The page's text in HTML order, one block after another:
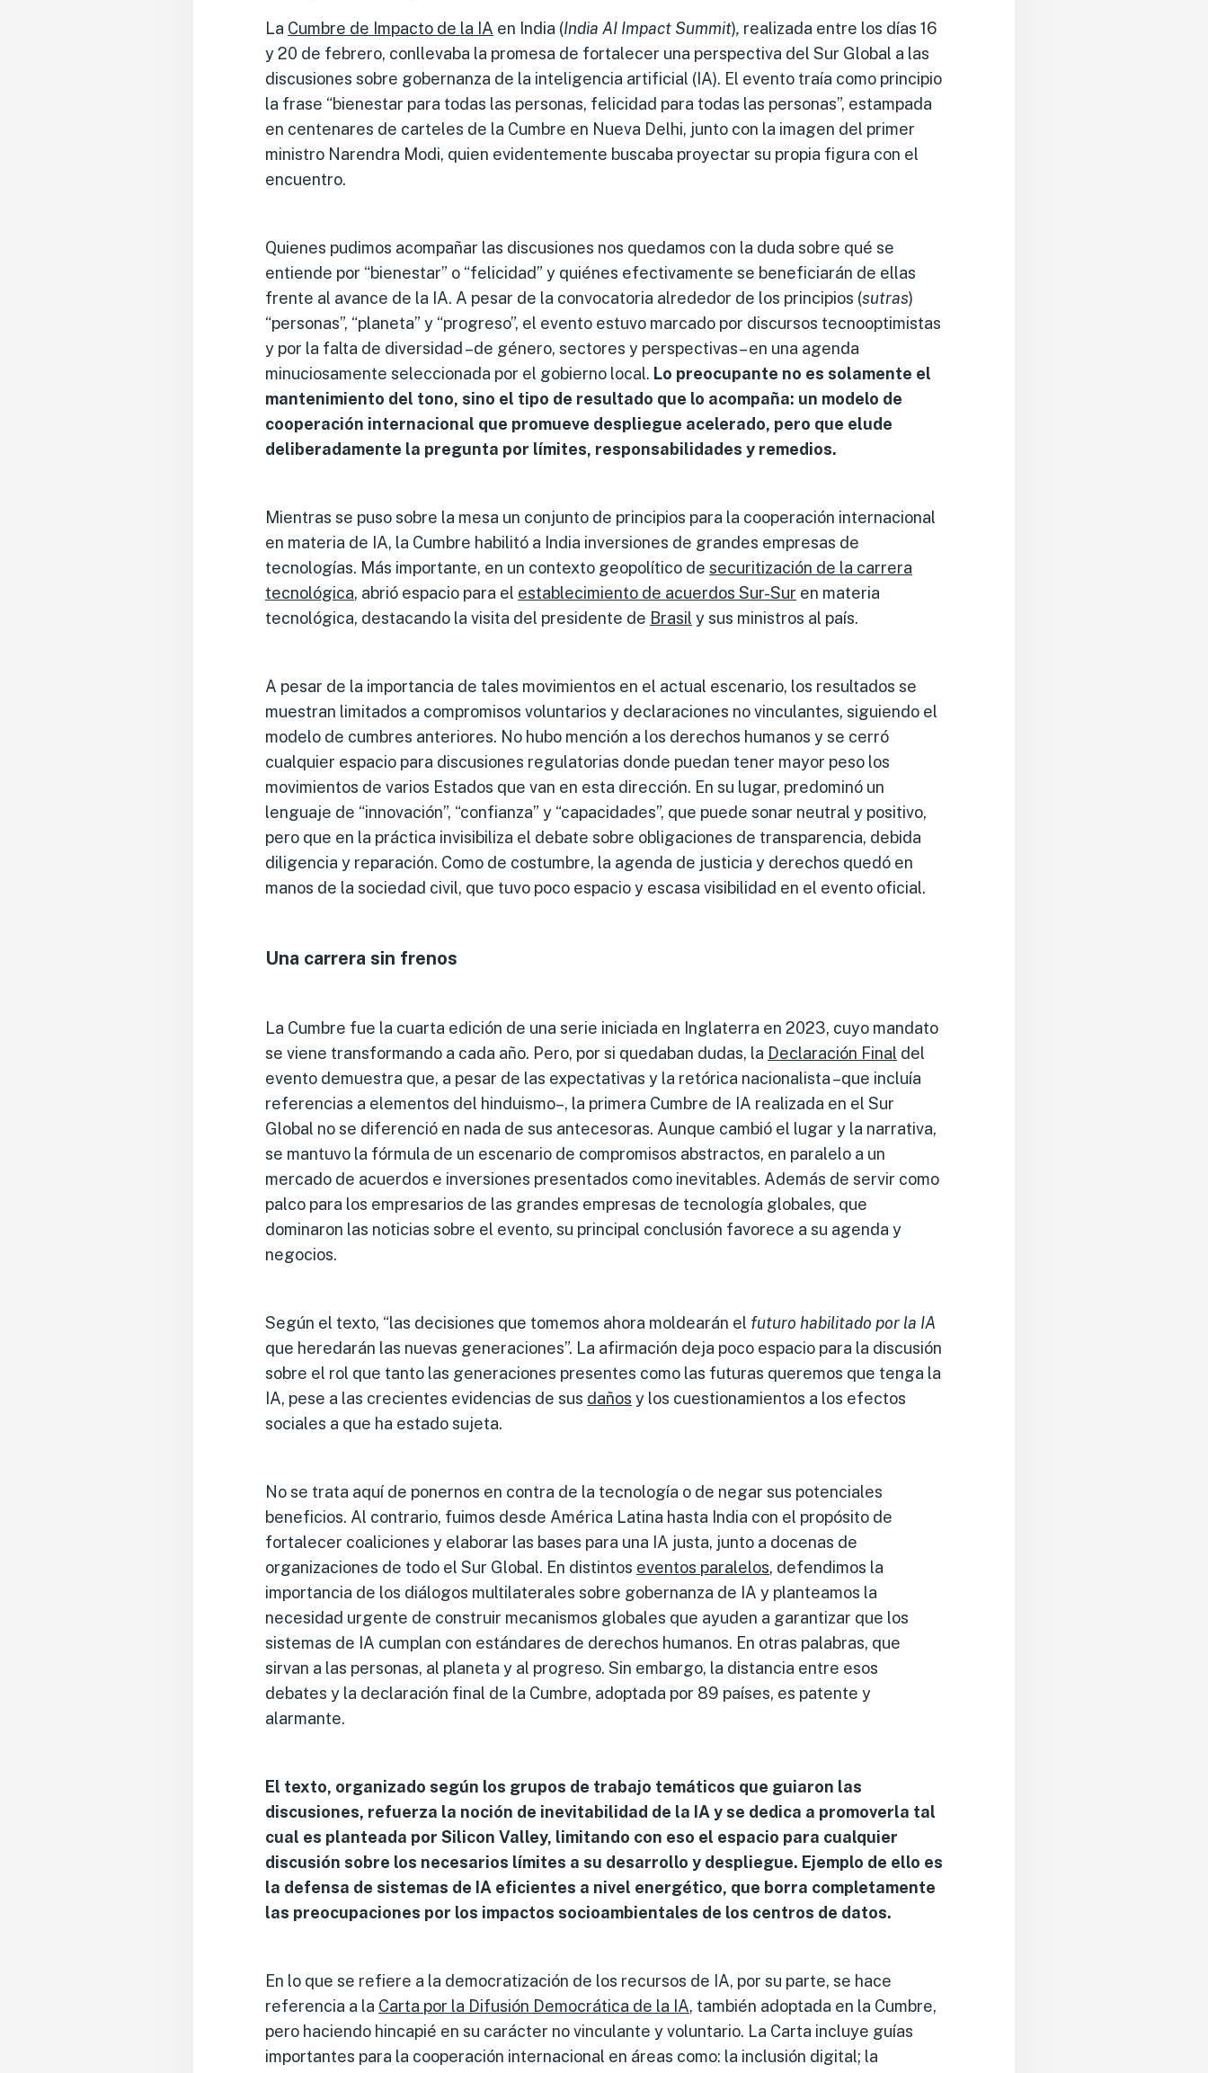
La Cumbre de Impacto de la IA en India (India AI Impact Summit), realizada entre los días 16
y 20 de febrero, conllevaba la promesa de fortalecer una perspectiva del Sur Global a las
discusiones sobre gobernanza de la inteligencia artificial (IA). El evento traía como principio
la frase “bienestar para todas las personas, felicidad para todas las personas”, estampada
en centenares de carteles de la Cumbre en Nueva Delhi, junto con la imagen del primer
ministro Narendra Modi, quien evidentemente buscaba proyectar su propia figura con el
encuentro.
Quienes pudimos acompañar las discusiones nos quedamos con la duda sobre qué se
entiende por “bienestar” o “felicidad” y quiénes efectivamente se beneficiarán de ellas
frente al avance de la IA. A pesar de la convocatoria alrededor de los principios (sutras)
“personas”, “planeta” y “progreso”, el evento estuvo marcado por discursos tecnooptimistas
y por la falta de diversidad –de género, sectores y perspectivas– en una agenda
minuciosamente seleccionada por el gobierno local. Lo preocupante no es solamente el
mantenimiento del tono, sino el tipo de resultado que lo acompaña: un modelo de
cooperación internacional que promueve despliegue acelerado, pero que elude
deliberadamente la pregunta por límites, responsabilidades y remedios.
Mientras se puso sobre la mesa un conjunto de principios para la cooperación internacional
en materia de IA, la Cumbre habilitó a India inversiones de grandes empresas de
tecnologías. Más importante, en un contexto geopolítico de securitización de la carrera
tecnológica, abrió espacio para el establecimiento de acuerdos Sur-Sur en materia
tecnológica, destacando la visita del presidente de Brasil y sus ministros al país.
A pesar de la importancia de tales movimientos en el actual escenario, los resultados se
muestran limitados a compromisos voluntarios y declaraciones no vinculantes, siguiendo el
modelo de cumbres anteriores. No hubo mención a los derechos humanos y se cerró
cualquier espacio para discusiones regulatorias donde puedan tener mayor peso los
movimientos de varios Estados que van en esta dirección. En su lugar, predominó un
lenguaje de “innovación”, “confianza” y “capacidades”, que puede sonar neutral y positivo,
pero que en la práctica invisibiliza el debate sobre obligaciones de transparencia, debida
diligencia y reparación. Como de costumbre, la agenda de justicia y derechos quedó en
manos de la sociedad civil, que tuvo poco espacio y escasa visibilidad en el evento oficial.
Una carrera sin frenos
La Cumbre fue la cuarta edición de una serie iniciada en Inglaterra en 2023, cuyo mandato
se viene transformando a cada año. Pero, por si quedaban dudas, la Declaración Final del
evento demuestra que, a pesar de las expectativas y la retórica nacionalista –que incluía
referencias a elementos del hinduismo–, la primera Cumbre de IA realizada en el Sur
Global no se diferenció en nada de sus antecesoras. Aunque cambió el lugar y la narrativa,
se mantuvo la fórmula de un escenario de compromisos abstractos, en paralelo a un
mercado de acuerdos e inversiones presentados como inevitables. Además de servir como
palco para los empresarios de las grandes empresas de tecnología globales, que
dominaron las noticias sobre el evento, su principal conclusión favorece a su agenda y
negocios.
Según el texto, “las decisiones que tomemos ahora moldearán el futuro habilitado por la IA
que heredarán las nuevas generaciones”. La afirmación deja poco espacio para la discusión
sobre el rol que tanto las generaciones presentes como las futuras queremos que tenga la
IA, pese a las crecientes evidencias de sus daños y los cuestionamientos a los efectos
sociales a que ha estado sujeta.
No se trata aquí de ponernos en contra de la tecnología o de negar sus potenciales
beneficios. Al contrario, fuimos desde América Latina hasta India con el propósito de
fortalecer coaliciones y elaborar las bases para una IA justa, junto a docenas de
organizaciones de todo el Sur Global. En distintos eventos paralelos, defendimos la
importancia de los diálogos multilaterales sobre gobernanza de IA y planteamos la
necesidad urgente de construir mecanismos globales que ayuden a garantizar que los
sistemas de IA cumplan con estándares de derechos humanos. En otras palabras, que
sirvan a las personas, al planeta y al progreso. Sin embargo, la distancia entre esos
debates y la declaración final de la Cumbre, adoptada por 89 países, es patente y
alarmante.
El texto, organizado según los grupos de trabajo temáticos que guiaron las
discusiones, refuerza la noción de inevitabilidad de la IA y se dedica a promoverla tal
cual es planteada por Silicon Valley, limitando con eso el espacio para cualquier
discusión sobre los necesarios límites a su desarrollo y despliegue. Ejemplo de ello es
la defensa de sistemas de IA eficientes a nivel energético, que borra completamente
las preocupaciones por los impactos socioambientales de los centros de datos.
En lo que se refiere a la democratización de los recursos de IA, por su parte, se hace
referencia a la Carta por la Difusión Democrática de la IA, también adoptada en la Cumbre,
pero haciendo hincapié en su carácter no vinculante y voluntario. La Carta incluye guías
importantes para la cooperación internacional en áreas como: la inclusión digital; la